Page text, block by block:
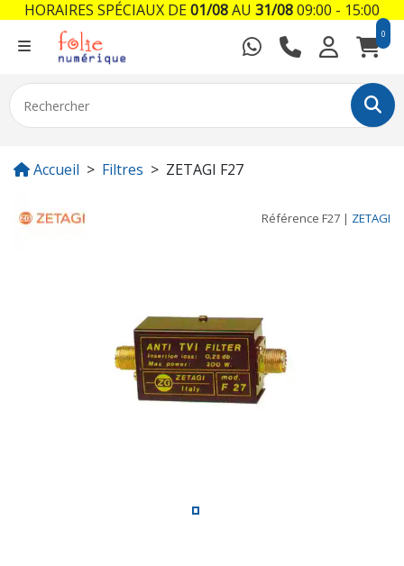
0
Accueil Filtres ZETAGI F27
Référence F27 | ZETAGI
HORAIRES SPÉCIAUX DE01/08AU 31/0809:00 - 15:00